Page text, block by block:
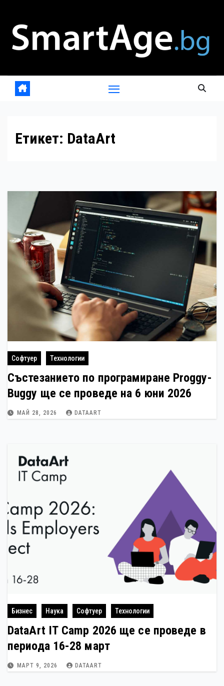
content
Етикет: DataArt
Софтуер Технологии
Състезанието по програмиране Proggy-
Buggy ще се проведе на 6 юни 2026
МАЙ 28, 2026 DATAART
Бизнес Наука Софтуер Технологии
DataArt IT Camp 2026 ще се проведе в
периода 16-28 март
МАРТ 9, 2026 DATAART